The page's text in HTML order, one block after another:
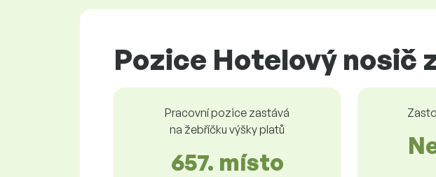
Pozice Hotelový nosič
Pracovní pozice zastává
na žebříčku výšky platů
657. místo